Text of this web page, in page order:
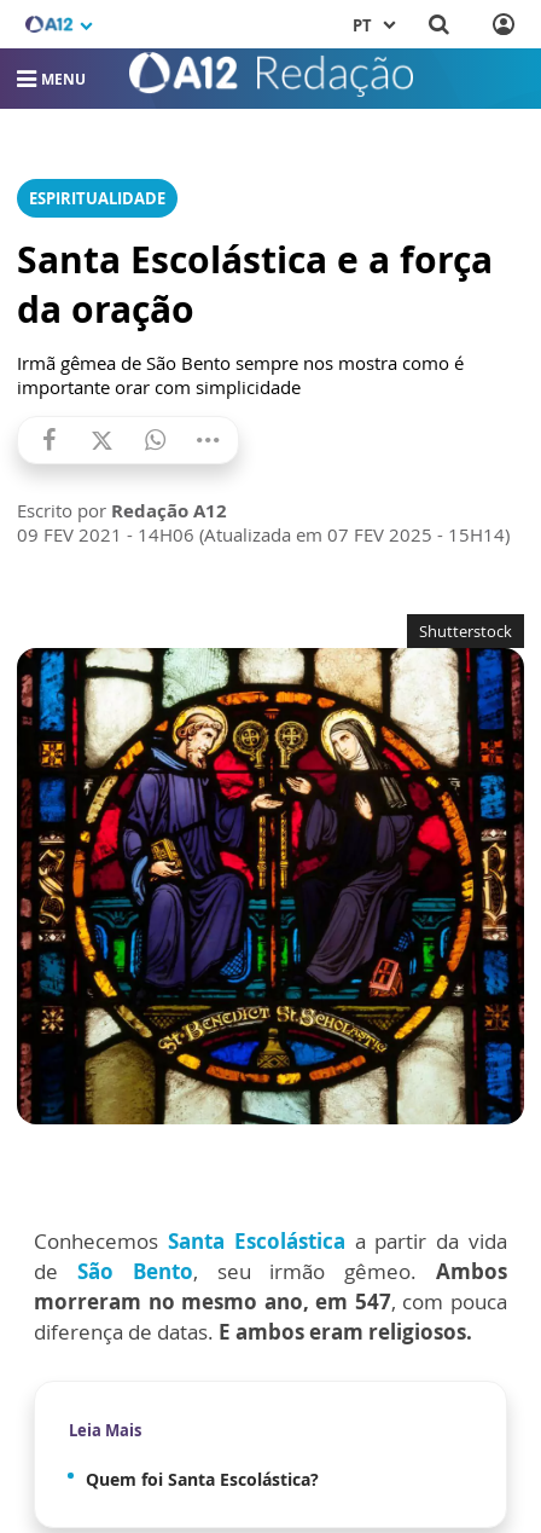
PT
MENU
ESPIRITUALIDADE
Santa Escolástica e a força
da oração
Irmã gêmea de São Bento sempre nos mostra como é
importante orar com simplicidade
Escrito por Redação A12
09 FEV 2021 - 14H06 (Atualizada em 07 FEV 2025 - 15H14)
Shutterstock
Conhecemos Santa Escolástica a partir da vida
de São Bento, seu irmão gêmeo.Ambos
morreram no mesmo ano, em 547, com pouca
diferença de datas. E ambos eram religiosos.
Leia Mais
Quem foi Santa Escolástica?